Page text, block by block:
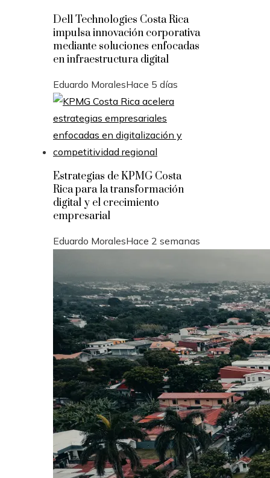
Dell Technologies Costa Rica
impulsa innovación corporativa
mediante soluciones enfocadas
en infraestructura digital
Eduardo MoralesHace 5 días
Estrategias de KPMG Costa
Rica para la transformación
digital y el crecimiento
empresarial
Eduardo MoralesHace 2 semanas